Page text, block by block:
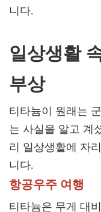
니다.
일상생활
부상
티타늄이 원래는
는 사실을 알고 계
리 일상생활에 자
니다.
항공우주 여행
티타늄은 무게 대